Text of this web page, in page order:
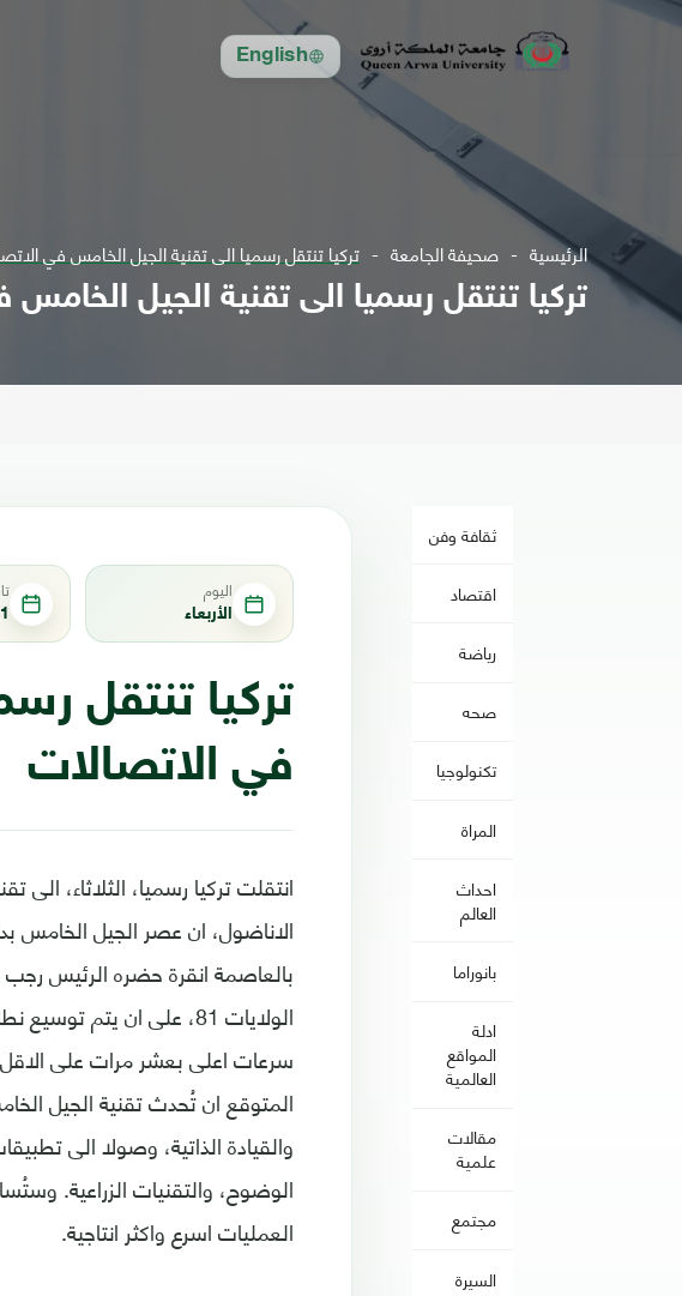
English
الرئيسية صحيفة الجامعة تركيا تنتقل رسميا الى تقنية الجيل الخامس في
تركيا تنتقل رسميا الى تقنية الجيل الخامس
ثقافة وفن
اقتصاد
رياضة
صحه
تكنولوجيا
المراة
احداث
العالم
بانوراما
ادلة
المواقع
العالمية
مقالات
علمية
مجتمع
السيرة
اليوم
الأربعاء 01
تركيا تنتقل
في الاتصالات
الاناضول، ان عصر الجيل الخامس
بالعاصمة انقرة حضره الرئيس
الولايات 81، على ان يتم
المتوقع ان تُحدث تقنية الجيل
والقيادة الذاتية، وصولا الى
الوضوح، والتقنيات الزراعية.
العمليات اسرع واكثر انتاجية.